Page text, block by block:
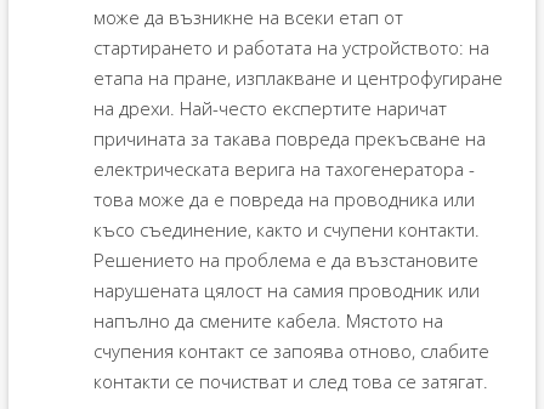
може да възникне на всеки етап от
стартирането и работата на устройството: на
етапа на пране, изплакване и центрофугиране
на дрехи. Най-често експертите наричат ​​
причината за такава повреда прекъсване на
електрическата верига на тахогенератора -
това може да е повреда на проводника или
късо съединение, както и счупени контакти.
Решението на проблема е да възстановите
нарушената цялост на самия проводник или
напълно да смените кабела. Мястото на
счупения контакт се запоява отново, слабите
контакти се почистват и след това се затягат.